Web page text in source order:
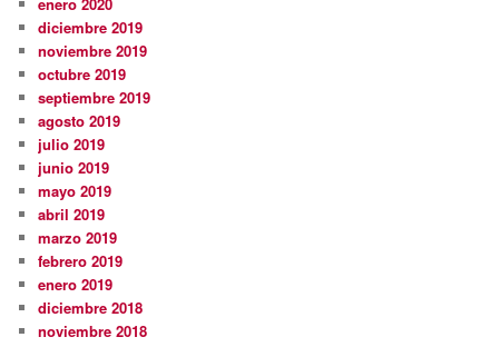
diciembre 2019
noviembre 2019
octubre 2019
septiembre 2019
agosto 2019
julio 2019
junio 2019
mayo 2019
abril 2019
marzo 2019
febrero 2019
enero 2019
diciembre 2018
noviembre 2018